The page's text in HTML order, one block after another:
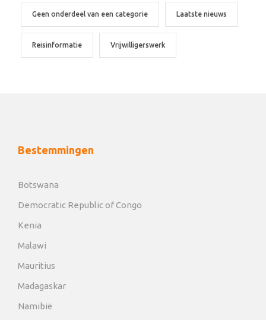
Geen onderdeel van een categorie Laatste nieuws
Reisinformatie Vrijwilligerswerk
Bestemmingen
Botswana
Democratic Republic of Congo
Kenia
Malawi
Mauritius
Madagaskar
Namibië